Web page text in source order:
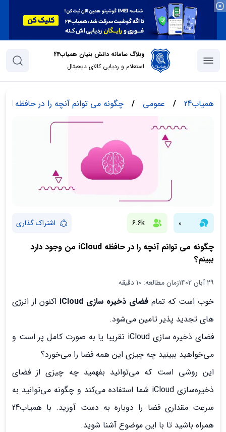
وبلاگ سامانه دانش بنیان همیاب24
استعلام و ردیابی کالای دیجیتال
همیاب24 / عمومی / چگونه می توانم آنچه را در حافظه iCloud من وجود دارد ببینم؟
0
6.6k اشتراک گذاری
چگونه می توانم آنچه را در حافظه iCloud من وجود دارد
ببینم؟
۲۹ آبان ۱۴۰۲ زمان مطالعه: 10 دقیقه
خوب است که تمام فضای ذخیره سازی iCloud
اکنون از انرژی
های تجدید پذیر تامین می‌شود.
فضای ذخیره سازی iCloud تقریبا یا به صورت کامل پر است و
می‌خواهید ببینید چه چیزی این همه فضا را می‌خورد؟
این روشی است که می‌توانید بفهمید چه چیزی از فضای
ذخیره‌سازی iCloud شما استفاده می‌کند و چگونه می‌توانید به
سرعت مقداری فضا را دوباره به دست آورید. با همیاب24
همراه باشید تا با این موضوع آشنا شوید.